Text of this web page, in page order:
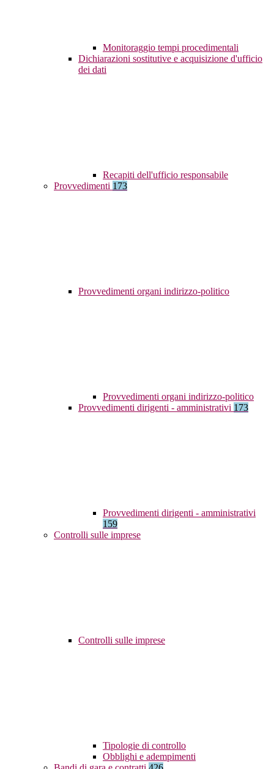
Monitoraggio tempi procedimentali
Dichiarazioni sostitutive e acquisizione d'ufficio
dei dati
Recapiti dell'ufficio responsabile
Provvedimenti 173
Provvedimenti organi indirizzo-politico
Provvedimenti organi indirizzo-politico
Provvedimenti dirigenti - amministrativi 173
Provvedimenti dirigenti - amministrativi
159
Controlli sulle imprese
Controlli sulle imprese
Tipologie di controllo
Obblighi e adempimenti